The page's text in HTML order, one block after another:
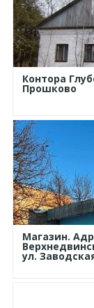
Контора
Прошково
Магазин.
ул.